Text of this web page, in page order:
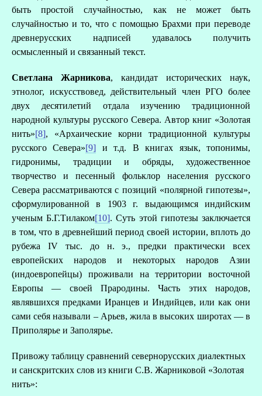
быть простой случайностью, как не может быть
случайностью и то, что с помощью Брахми при переводе
древнерусских надписей удавалось получить
осмысленный и связанный текст.
Светлана Жарникова, кандидат исторических наук,
этнолог, искусствовед, действительный член РГО более
двух десятилетий отдала изучению традиционной
народной культуры русского Севера. Автор книг «Золотая
нить»[8], «Архаические корни традиционной культуры
русского Севера»[9] и т.д. В книгах язык, топонимы,
гидронимы, традиции и обряды, художественное
творчество и песенный фольклор населения русского
Севера рассматриваются с позиций «полярной гипотезы»,
сформулированной в 1903 г. выдающимся индийским
ученым Б.Г.Тилаком[10]. Суть этой гипотезы заключается
в том, что в древнейший период своей истории, вплоть до
рубежа IV тыс. до н. э., предки практически всех
европейских народов и некоторых народов Азии
(индоевропейцы) проживали на территории восточной
Европы — своей Прародины. Часть этих народов,
являвшихся предками Иранцев и Индийцев, или как они
сами себя называли – Арьев, жила в высоких широтах — в
Приполярье и Заполярье.
Привожу таблицу сравнений севернорусских диалектных
и санскритских слов из книги С.В. Жарниковой «Золотая
нить»: